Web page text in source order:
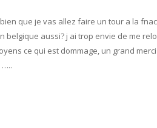
que je vas allez faire un tour a la
belgique aussi? j ai trop envie de me
ce qui est dommage, un grand
…..